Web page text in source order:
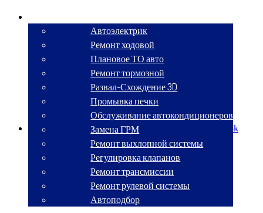
facebook
Автоэлектрик
Ремонт ходовой
Плановое ТО авто
Ремонт тормозной
Развал-Схождение 3D
Промывка печки
Обслуживание автокондиционеров
Замена ГРМ
Ремонт выхлопной системы
Регулировка клапанов
Ремонт трансмиссии
Ремонт рулевой системы
Автоподбор